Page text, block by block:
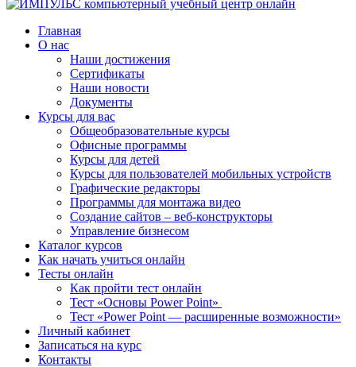
Главная
О нас
Наши достижения
Сертификаты
Наши новости
Документы
Курсы для вас
Общеобразовательные курсы
Офисные программы
Курсы для детей
Курсы для пользователей мобильных устройств
Графические редакторы
Программы для монтажа видео
Создание сайтов – веб-конструкторы
Управление бизнесом
Каталог курсов
Как начать учиться онлайн
Тесты онлайн
Как пройти тест онлайн
Тест «Основы Power Point»
Тест «Power Point — расширенные возможности»
Личный кабинет
Записаться на курс
Контакты